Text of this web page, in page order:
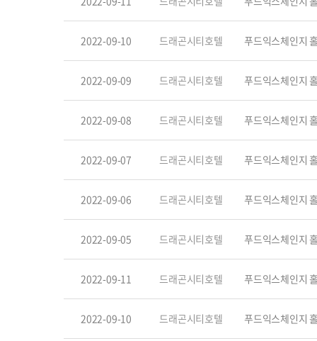
2022-09-10 드래곤시티호텔 푸드익스체인지
2022-09-09 드래곤시티호텔 푸드익스체인지
2022-09-08 드래곤시티호텔 푸드익스체인지
2022-09-07 드래곤시티호텔 푸드익스체인지
2022-09-06 드래곤시티호텔 푸드익스체인지
2022-09-05 드래곤시티호텔 푸드익스체인지
2022-09-11 드래곤시티호텔 푸드익스체인지
2022-09-10 드래곤시티호텔 푸드익스체인지